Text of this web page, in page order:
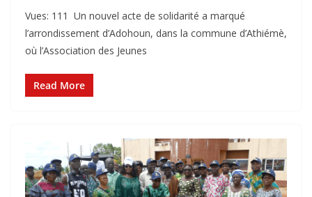
Vues: 111 ‎ ‎Un nouvel acte de solidarité a marqué
l’arrondissement d’Adohoun, dans la commune d’Athiémè,
où l’Association des Jeunes
Read More